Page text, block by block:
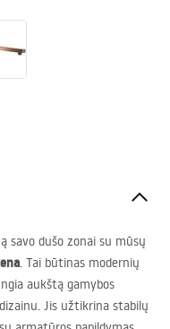
savo dušo zonai su mūsų
. Tai būtinas modernių
aukštą gamybos
Jis užtikrina stabilų